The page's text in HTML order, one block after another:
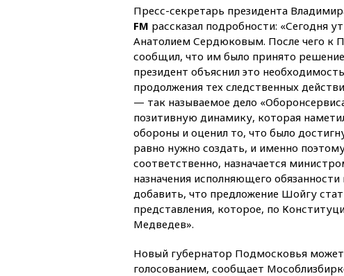
Пресс-секретарь президента
FM рассказал подробности: «Сегодня
Анатолием Сердюковым. После чего к
сообщил, что им было принято
президент объяснил это
продолжения тех следственных
— так называемое дело
позитивную динамику, которая
обороны и оценил то, что было
равно нужно создать, и именно
соответственно, назначается
назначения исполняющего
добавить, что предложение Шойгу
представления, которое, по
Медведев».
Новый губернатор Подмосковья
голосованием, сообщает